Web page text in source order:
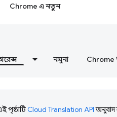
Chrome এ নতুন
নমুনা Chrome
পৃষ্ঠাটিCloud Translation APIঅনুবাদ